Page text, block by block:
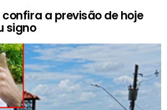
confira a previsão de hoje
signo